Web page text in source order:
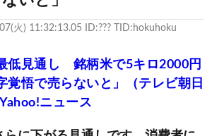
火) 11:32:13.05 ID:??? TID:hokuhoku
低見通し 銘柄米で5キロ2000円
悟で売らないと」（テレビ朝日
ニュース